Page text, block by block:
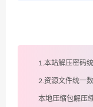
1.本站解压密码
2.资源文件统一
本地压缩包解压